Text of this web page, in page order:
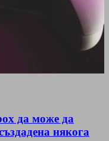
да може да
някога